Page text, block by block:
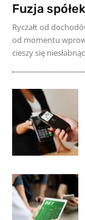
Fuzja
Ryczałt od
od momentu
cieszy się